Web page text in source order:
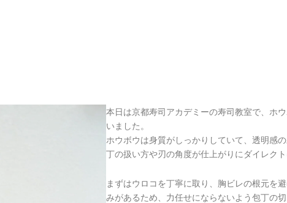
本日は京都寿司アカデミーの寿司教室で、ホ
いました。
ホウボウは身質がしっかりしていて、透明感
丁の扱い方や刃の角度が仕上がりにダイレクト
まずはウロコを丁寧に取り、胸ビレの根元を
みがあるため、力任せにならないよう包丁の